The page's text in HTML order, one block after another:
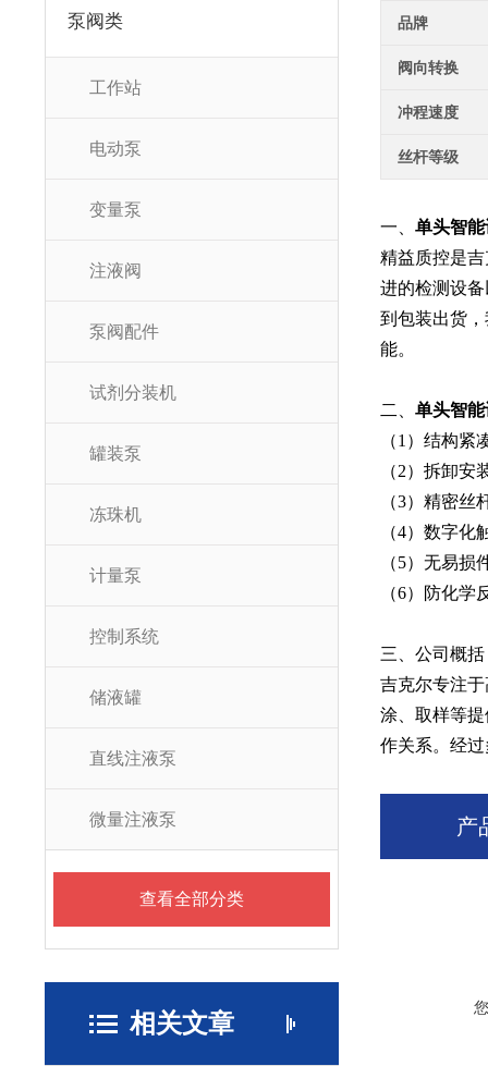
泵阀类
工作站
电动泵
变量泵
注液阀
泵阀配件
试剂分装机
罐装泵
冻珠机
计量泵
控制系统
储液罐
直线注液泵
微量注液泵
查看全部分类
相关文章
品牌
阀向转换
冲程速度
丝杆等级
一、单头智
精益质控是
进的检测设
到包装出货
能。
二、单头智
（1）结构
（2）拆卸安
（3）精密
（4）数字
（5）无易损
（6）防化
三、公司概
吉克尔专注
涂、取样等
作关系。经
产